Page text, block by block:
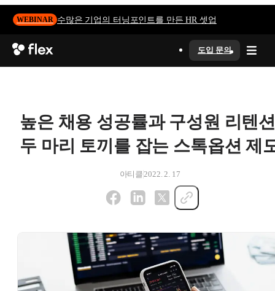
WEBINAR 수많은 기업의 터닝포인트를 만든 HR 셋업
도입 문의
높은 채용 성공률과 구성원 리텐
두 마리 토끼를 잡는 스톡옵션 제
아티클 2022. 2. 17